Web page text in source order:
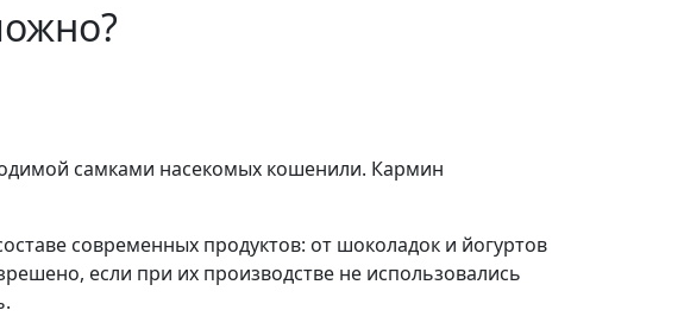
самками насекомых кошенили. Кармин
современных продуктов: от шоколадок и йогуртов
если при их производстве не использовались